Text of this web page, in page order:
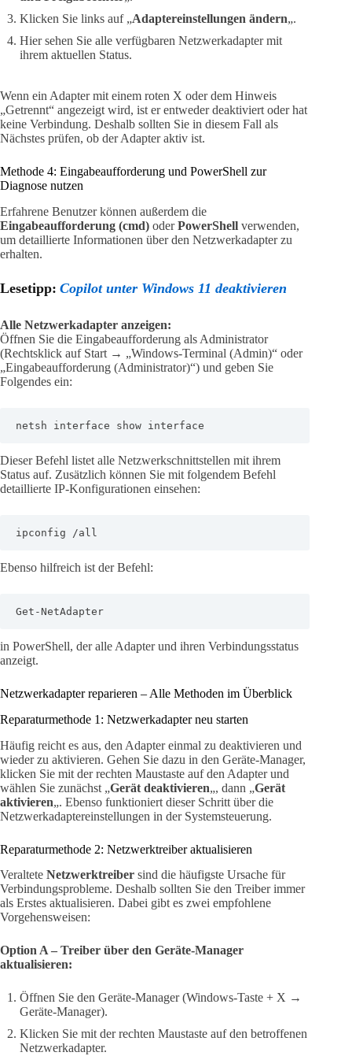
Klicken Sie links auf „Adaptereinstellungen ändern„.
Hier sehen Sie alle verfügbaren Netzwerkadapter mit
ihrem aktuellen Status.
Wenn ein Adapter mit einem roten X oder dem Hinweis
„Getrennt“ angezeigt wird, ist er entweder deaktiviert oder hat
keine Verbindung. Deshalb sollten Sie in diesem Fall als
Nächstes prüfen, ob der Adapter aktiv ist.
Methode 4: Eingabeaufforderung und PowerShell zur
Diagnose nutzen
Erfahrene Benutzer können außerdem die
Eingabeaufforderung (cmd) oderPowerShell verwenden,
um detaillierte Informationen über den Netzwerkadapter zu
erhalten.
Lesetipp: Copilot unter Windows 11 deaktivieren
Alle Netzwerkadapter anzeigen:
Öffnen Sie die Eingabeaufforderung als Administrator
(Rechtsklick auf Start → „Windows-Terminal (Admin)“ oder
„Eingabeaufforderung (Administrator)“) und geben Sie
Folgendes ein:
netsh interface show interface
Dieser Befehl listet alle Netzwerkschnittstellen mit ihrem
Status auf. Zusätzlich können Sie mit folgendem Befehl
detaillierte IP-Konfigurationen einsehen:
ipconfig /all
Ebenso hilfreich ist der Befehl:
Get-NetAdapter
in PowerShell, der alle Adapter und ihren Verbindungsstatus
anzeigt.
Netzwerkadapter reparieren – Alle Methoden im Überblick
Reparaturmethode 1: Netzwerkadapter neu starten
Häufig reicht es aus, den Adapter einmal zu deaktivieren und
wieder zu aktivieren. Gehen Sie dazu in den Geräte-Manager,
klicken Sie mit der rechten Maustaste auf den Adapter und
wählen Sie zunächst „Gerät deaktivieren„, dann „Gerät
aktivieren„. Ebenso funktioniert dieser Schritt über die
Netzwerkadaptereinstellungen in der Systemsteuerung.
Reparaturmethode 2: Netzwerktreiber aktualisieren
Veraltete Netzwerktreiber sind die häufigste Ursache für
Verbindungsprobleme. Deshalb sollten Sie den Treiber immer
als Erstes aktualisieren. Dabei gibt es zwei empfohlene
Vorgehensweisen:
Option A – Treiber über den Geräte-Manager
aktualisieren:
Öffnen Sie den Geräte-Manager (Windows-Taste + X →
Geräte-Manager).
Klicken Sie mit der rechten Maustaste auf den betroffenen
Netzwerkadapter.